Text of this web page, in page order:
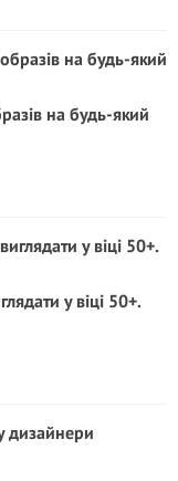
на будь-який
у віці 50+.